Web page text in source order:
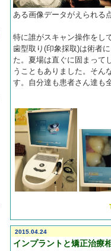
ある画像データがえられる
特に誰がスキャン操作をし
歯型取り(印象採取)は術者
た。夏場は直ぐに固まって
うこともありました。そん
す。自分達も患者さん達も
2015.04.24
インプラントと矯正治療